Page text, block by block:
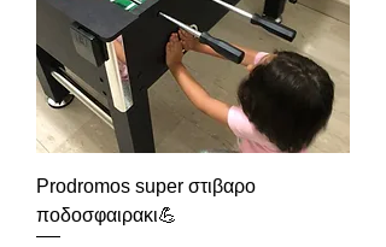
Prodromos super στιβαρο
ποδοσφαιρακι💪